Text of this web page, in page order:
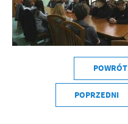
POWRÓT
POPRZEDNI